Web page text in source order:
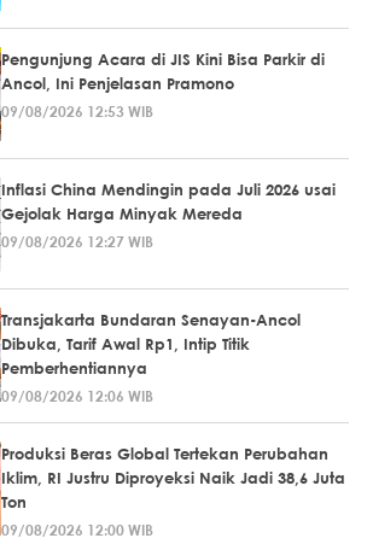
Pengunjung Acara di JIS Kini Bisa Parkir di
Ancol, Ini Penjelasan Pramono
09/08/2026 12:53 WIB
Inflasi China Mendingin pada Juli 2026 usai
Gejolak Harga Minyak Mereda
09/08/2026 12:27 WIB
Transjakarta Bundaran Senayan-Ancol
Dibuka, Tarif Awal Rp1, Intip Titik
Pemberhentiannya
09/08/2026 12:06 WIB
Produksi Beras Global Tertekan Perubahan
Iklim, RI Justru Diproyeksi Naik Jadi 38,6 Juta
Ton
09/08/2026 12:00 WIB